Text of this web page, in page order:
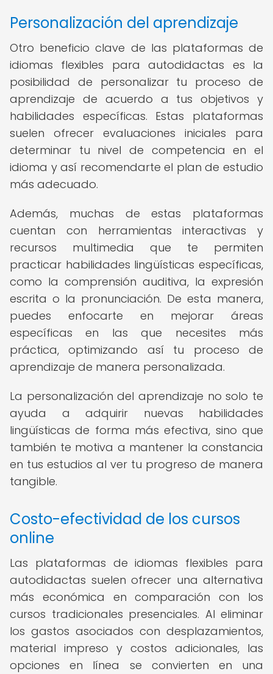
Personalización del aprendizaje
Otro beneficio clave de las plataformas de
idiomas flexibles para autodidactas es la
posibilidad de personalizar tu proceso de
aprendizaje de acuerdo a tus objetivos y
habilidades específicas. Estas plataformas
suelen ofrecer evaluaciones iniciales para
determinar tu nivel de competencia en el
idioma y así recomendarte el plan de estudio
más adecuado.
Además, muchas de estas plataformas
cuentan con herramientas interactivas y
recursos multimedia que te permiten
practicar habilidades lingüísticas específicas,
como la comprensión auditiva, la expresión
escrita o la pronunciación. De esta manera,
puedes enfocarte en mejorar áreas
específicas en las que necesites más
práctica, optimizando así tu proceso de
aprendizaje de manera personalizada.
La personalización del aprendizaje no solo te
ayuda a adquirir nuevas habilidades
lingüísticas de forma más efectiva, sino que
también te motiva a mantener la constancia
en tus estudios al ver tu progreso de manera
tangible.
Costo-efectividad de los cursos
online
Las plataformas de idiomas flexibles para
autodidactas suelen ofrecer una alternativa
más económica en comparación con los
cursos tradicionales presenciales. Al eliminar
los gastos asociados con desplazamientos,
material impreso y costos adicionales, las
opciones en línea se convierten en una